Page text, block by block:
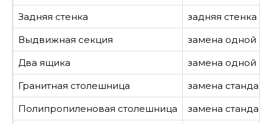
Задняя стенка
задняя стенка
Выдвижная секция
замена одной
Два ящика
замена одной
Гранитная столешница
замена
Полипропиленовая столешница
замена